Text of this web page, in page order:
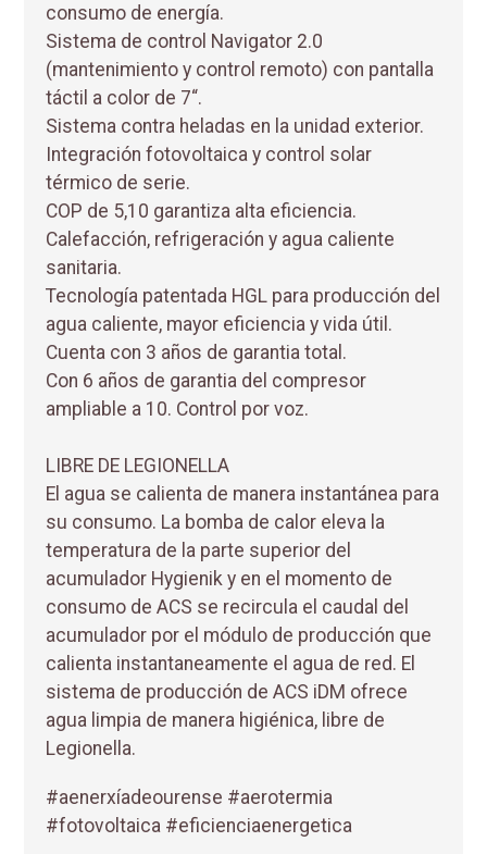
consumo de energía.
Sistema de control Navigator 2.0
(mantenimiento y control remoto) con pantalla
táctil a color de 7“.
Sistema contra heladas en la unidad exterior.
Integración fotovoltaica y control solar
térmico de serie.
COP de 5,10 garantiza alta eficiencia.
Calefacción, refrigeración y agua caliente
sanitaria.
Tecnología patentada HGL para producción del
agua caliente, mayor eficiencia y vida útil.
Cuenta con 3 años de garantia total.
Con 6 años de garantia del compresor
ampliable a 10. Control por voz.
LIBRE DE LEGIONELLA
El agua se calienta de manera instantánea para
su consumo. La bomba de calor eleva la
temperatura de la parte superior del
acumulador Hygienik y en el momento de
consumo de ACS se recircula el caudal del
acumulador por el módulo de producción que
calienta instantaneamente el agua de red. El
sistema de producción de ACS iDM ofrece
agua limpia de manera higiénica, libre de
Legionella.
#aenerxíadeourense #aerotermia
#fotovoltaica #eficienciaenergetica